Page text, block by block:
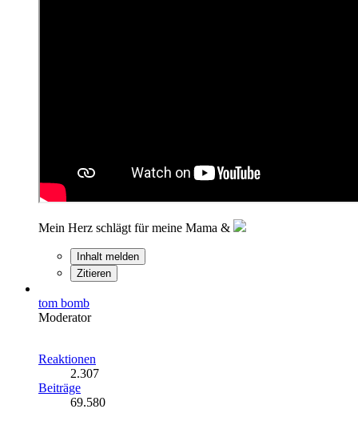
Mein Herz schlägt für meine Mama &
Inhalt melden
Zitieren
tom bomb
Moderator
Reaktionen
2.307
Beiträge
69.580